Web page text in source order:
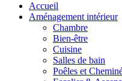
Accueil
Aménagement intérieur
Chambre
Bien-être
Cuisine
Salles de bain
Poêles et